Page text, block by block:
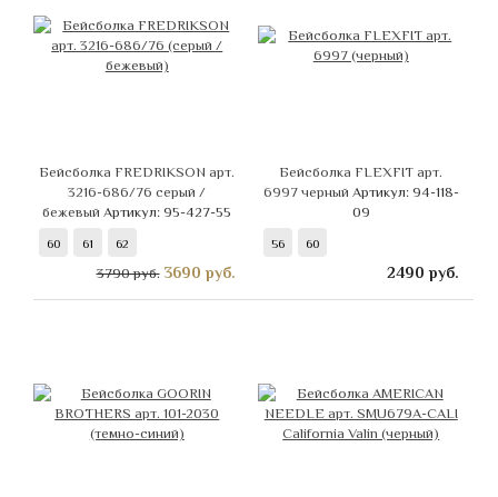
Бейсболка FREDRIKSON арт.
3216-686/76 серый /
бежевыйАртикул: 95-427-55
60 61 62
3790 руб. 3690 руб.
Бейсболка FLEXFIT арт.
6997 черный Артикул: 94-118-
09
56 60
2490 руб.